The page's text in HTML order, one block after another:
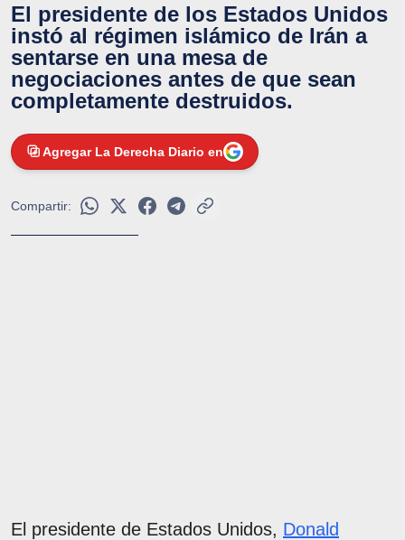
El presidente de los Estados Unidos
instó al régimen islámico de Irán a
sentarse en una mesa de
negociaciones antes de que sean
completamente destruidos.
Agregar La Derecha Diario en
Compartir:
El presidente de Estados Unidos, Donald